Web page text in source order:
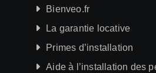
Bienveo.fr
La garantie locative
Primes d’installation
Aide à l’installation des